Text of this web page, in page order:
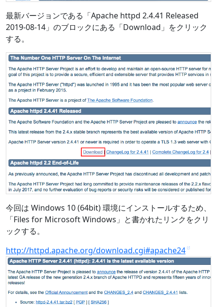
最新バージョンである「Apache httpd 2.4.41 Released
2019-08-14」のブロックにある「Download」をクリック
する。
今回は Windows 10 (64bit) 環境にインストールするため、
「Files for Microsoft Windows」と書かれたリンクをクリ
ックする。
http://httpd.apache.org/download.cgi#apache24